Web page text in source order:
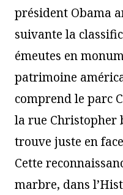
président Obama
suivante la
émeutes en
patrimoine
comprend le parc
la rue Christopher
trouve juste en
Cette
marbre, dans